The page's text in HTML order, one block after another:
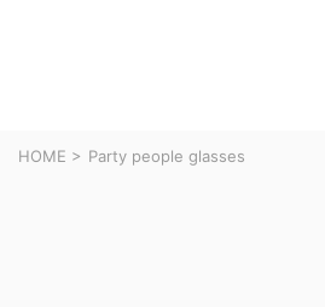
HOME > Party people glasses